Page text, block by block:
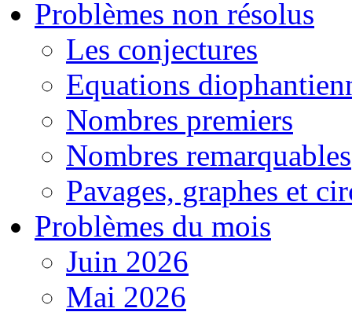
Problèmes non résolus
Les conjectures
Equations
Nombres premiers
Nombres remarquables
Pavages, graphes et
Problèmes du mois
Juin 2026
Mai 2026